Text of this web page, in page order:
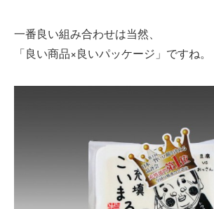
一番良い組み合わせは当然、
「良い商品×良いパッケージ」ですね。